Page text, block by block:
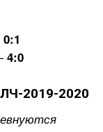
0:1
4:0
2019-2020